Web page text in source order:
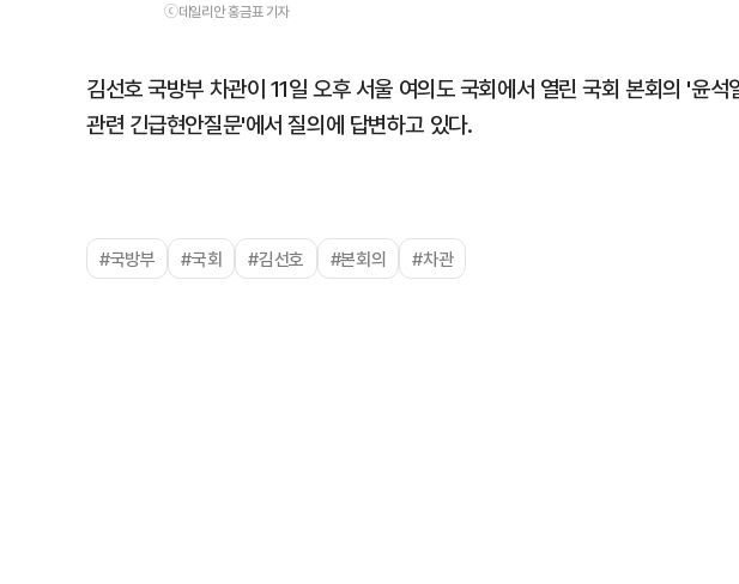
ⓒ데일리안 홍금표 기자
김선호 국방부 차관이 11일 오후 서울 여의도 국회에서 열린 국회 본회의 '윤
관련 긴급현안질문'에서 질의에 답변하고 있다.
#국방부 #국회 #김선호 #본회의 #차관